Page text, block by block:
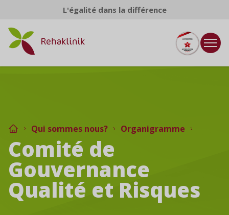
L'égalité dans la différence
Qui sommes nous? Organigramme
Comité de
Gouvernance
Qualité et Risques